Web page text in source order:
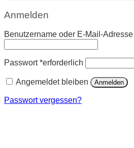
Anmelden
Benutzername oder E-Mail-Adresse
Passwort*erforderlich
Angemeldet bleiben Anmelden
Passwort vergessen?